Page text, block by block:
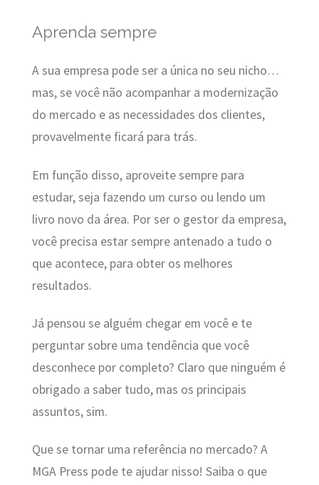
Aprenda sempre
A sua empresa pode ser a única no seu nicho…
mas, se você não acompanhar a modernização
do mercado e as necessidades dos clientes,
provavelmente ficará para trás.
Em função disso, aproveite sempre para
estudar, seja fazendo um curso ou lendo um
livro novo da área. Por ser o gestor da empresa,
você precisa estar sempre antenado a tudo o
que acontece, para obter os melhores
resultados.
Já pensou se alguém chegar em você e te
perguntar sobre uma tendência que você
desconhece por completo? Claro que ninguém é
obrigado a saber tudo, mas os principais
assuntos, sim.
Que se tornar uma referência no mercado? A
MGA Press pode te ajudar nisso! Saiba o que